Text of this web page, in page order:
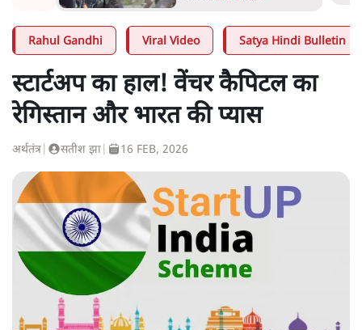
Rahul Gandhi Viral Video Satya Hindi Bulletin
स्टार्टअप का हाल! वेंचर कैपिटल का
रेगिस्तान और भारत की प्यास
अर्थतंत्र सतीश झा 16 FEB, 2026